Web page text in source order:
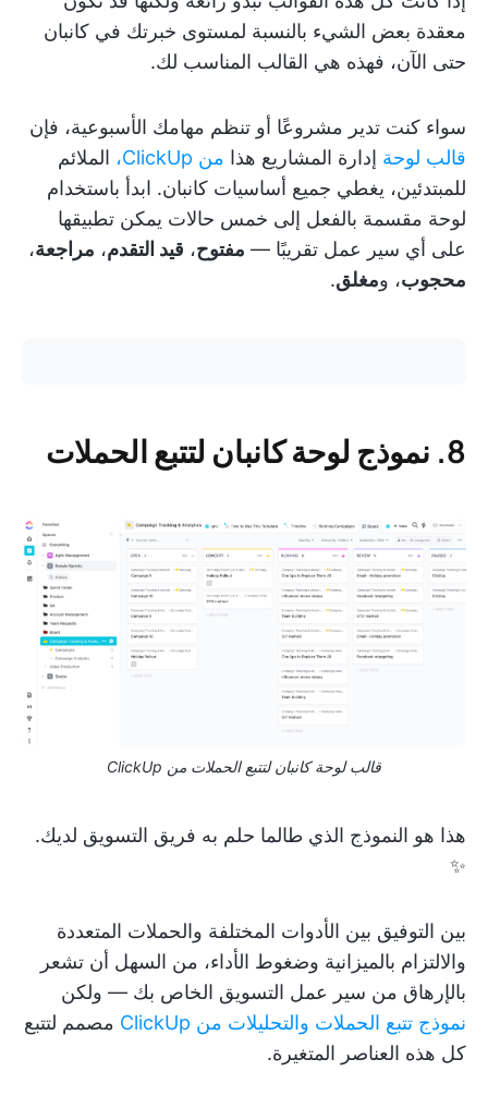
معقدة بعض الشيء بالنسبة لمستوى خبرتك في كانبان
حتى الآن، فهذه هي القالب المناسب لك.
سواء كنت تدير مشروعًا أو تنظم مهامك الأسبوعية، فإن
قالب لوحة إدارة المشاريع هذا من ClickUp،
الملائم
للمبتدئين، يغطي جميع أساسيات كانبان. ابدأ باستخدام
لوحة مقسمة بالفعل إلى خمس حالات يمكن تطبيقها
على أي سير عمل تقريبًا — مفتوح، قيد التقدم، مراجعة،
محجوب، ومغلق.
8. نموذج لوحة كانبان لتتبع الحملات
قالب لوحة كانبان لتتبع الحملات من ClickUp
هذا هو النموذج الذي طالما حلم به فريق التسويق لديك.
✨
بين التوفيق بين الأدوات المختلفة والحملات المتعددة
والالتزام بالميزانية وضغوط الأداء، من السهل أن تشعر
بالإرهاق من سير عمل التسويق الخاص بك — ولكن
نموذج تتبع الحملات والتحليلات من ClickUp
مصمم لتتبع
كل هذه العناصر المتغيرة.